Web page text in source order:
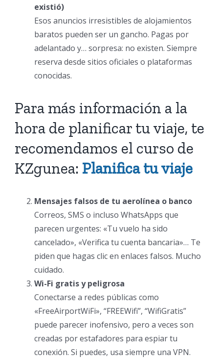
existió)
Esos anuncios irresistibles de alojamientos
baratos pueden ser un gancho. Pagas por
adelantado y… sorpresa: no existen. Siempre
reserva desde sitios oficiales o plataformas
conocidas.
Para más información a la
hora de planificar tu viaje, te
recomendamos el curso de
KZgunea: Planifica tu viaje
Mensajes falsos de tu aerolínea o banco
Correos, SMS o incluso WhatsApps que
parecen urgentes: «Tu vuelo ha sido
cancelado», «Verifica tu cuenta bancaria»… Te
piden que hagas clic en enlaces falsos. Mucho
cuidado.
Wi-Fi gratis y peligrosa
Conectarse a redes públicas como
«FreeAirportWiFi», “FREEWifi”, “WifiGratis”
puede parecer inofensivo, pero a veces son
creadas por estafadores para espiar tu
conexión. Si puedes, usa siempre una VPN.